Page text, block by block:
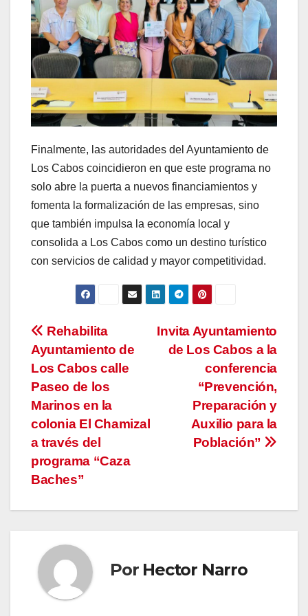
Finalmente, las autoridades del Ayuntamiento de
Los Cabos coincidieron en que este programa no
solo abre la puerta a nuevos financiamientos y
fomenta la formalización de las empresas, sino
que también impulsa la economía local y
consolida a Los Cabos como un destino turístico
con servicios de calidad y mayor competitividad.
Navegación
de
entradas
Invita Ayuntamiento
de Los Cabos a la
conferencia
“Prevención,
Preparación y
Auxilio para la
Población”
Rehabilita
Ayuntamiento de
Los Cabos calle
Paseo de los
Marinos en la
colonia El Chamizal
a través del
programa “Caza
Baches”
Por Hector Narro